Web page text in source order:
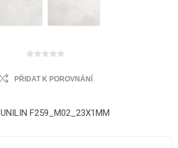
PŘIDAT K POROVNÁNÍ
UNILIN F259_M02_23X1MM